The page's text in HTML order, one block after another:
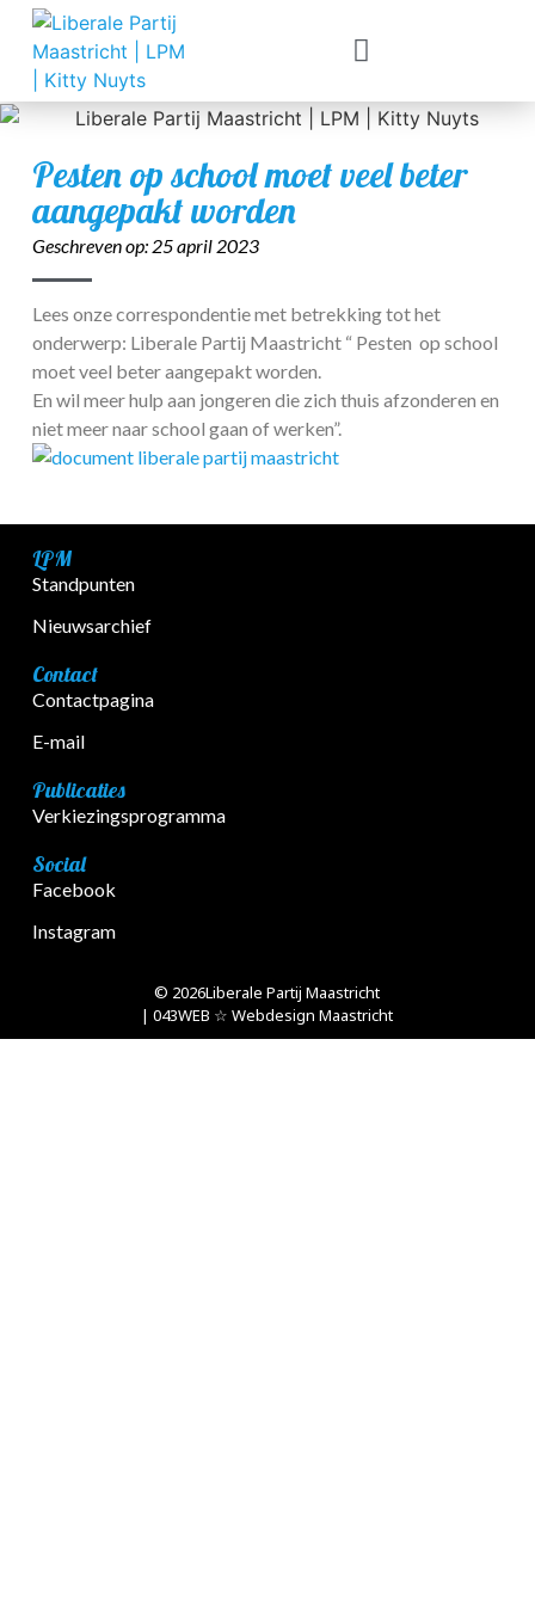
Pesten op school moet veel beter
aangepakt worden
Geschreven op: 25 april 2023
Lees onze correspondentie met betrekking tot het
onderwerp: Liberale Partij Maastricht “ Pesten op school
moet veel beter aangepakt worden.
En wil meer hulp aan jongeren die zich thuis afzonderen en
niet meer naar school gaan of werken”.
LPM
Standpunten
Nieuwsarchief
Contact
Contactpagina
E-mail
Publicaties
Verkiezingsprogramma
Social
Facebook
Instagram
© 2026Liberale Partij Maastricht
| 043WEB ☆ Webdesign Maastricht